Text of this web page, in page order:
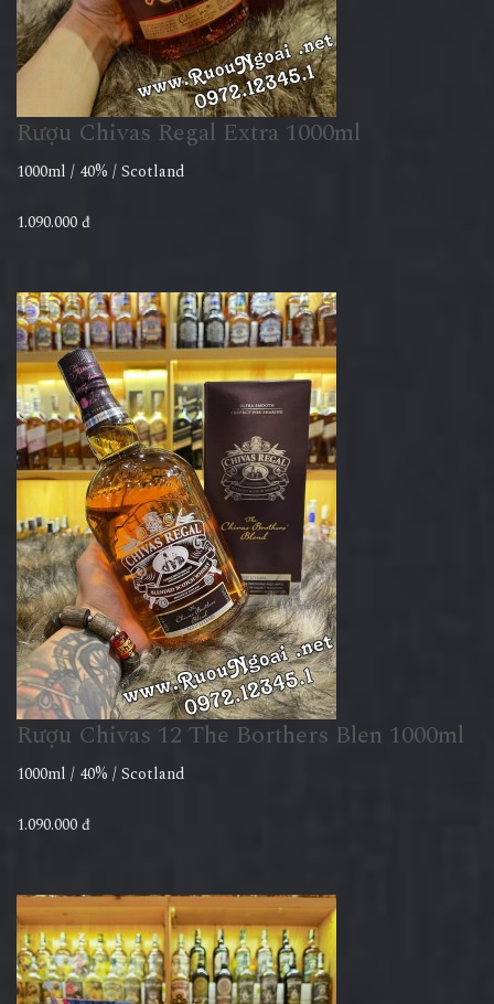
Rượu Chivas Regal Extra 1000ml
1000ml / 40% / Scotland
1.090.000 đ
Rượu Chivas 12 The Borthers Blen 1000ml
1000ml / 40% / Scotland
1.090.000 đ